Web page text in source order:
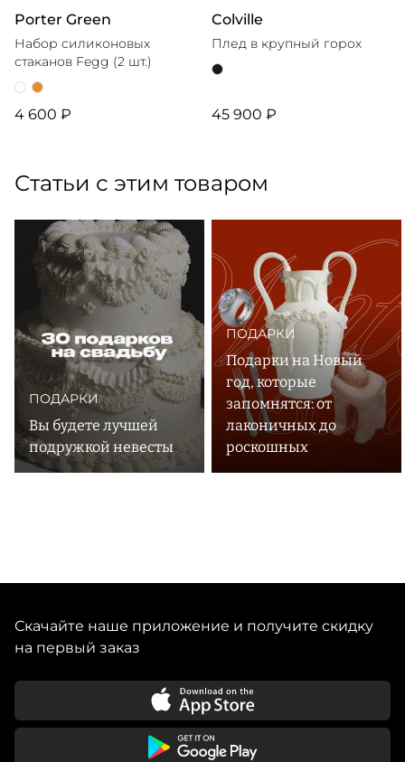
Porter Green
Набор силиконовых
стаканов Fegg (2 шт.)
4 600 ₽
Colville
Плед в крупный горох
45 900 ₽
Статьи с этим товаром
ПОДАРКИ
Вы будете лучшей
подружкой невесты
ПОДАРКИ
Подарки на Новый
год, которые
запомнятся: от
лаконичных до
роскошных
Скачайте наше приложение и получите скидку
на первый заказ